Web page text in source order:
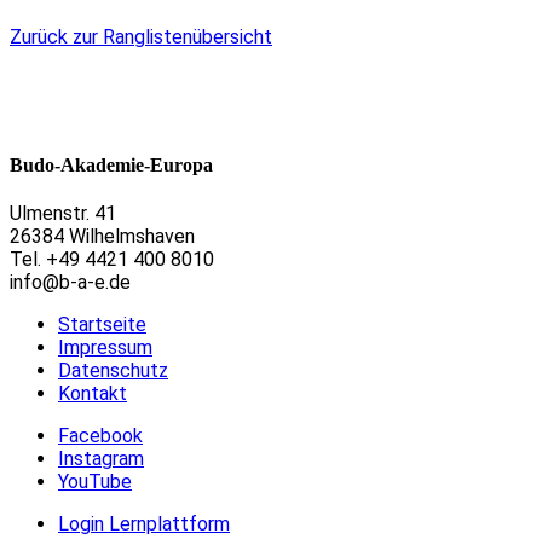
Zurück zur Ranglistenübersicht
Budo-Akademie-Europa
Ulmenstr. 41
26384 Wilhelmshaven
Tel. +49 4421 400 8010
info@b-a-e.de
Startseite
Impressum
Datenschutz
Kontakt
Facebook
Instagram
YouTube
Login Lernplattform